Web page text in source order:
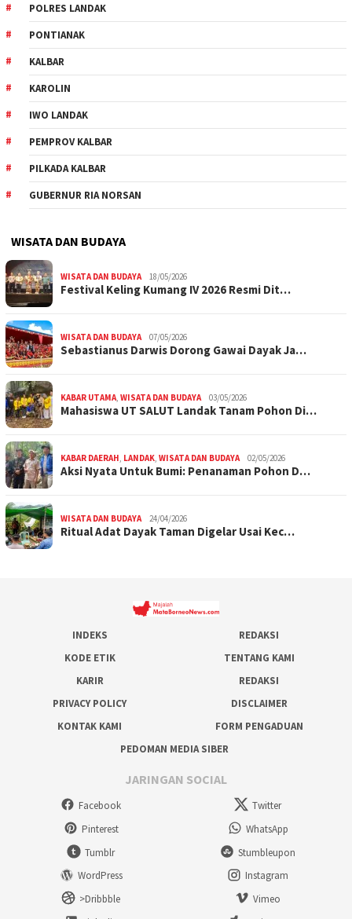
POLRES LANDAK
PONTIANAK
KALBAR
KAROLIN
IWO LANDAK
PEMPROV KALBAR
PILKADA KALBAR
GUBERNUR RIA NORSAN
WISATA DAN BUDAYA
WISATA DAN BUDAYA 18/05/2026
Festival Keling Kumang IV 2026 Resmi Dit…
WISATA DAN BUDAYA 07/05/2026
Sebastianus Darwis Dorong Gawai Dayak Ja…
KABAR UTAMA, WISATA DAN BUDAYA 03/05/2026
Mahasiswa UT SALUT Landak Tanam Pohon Di…
KABAR DAERAH, LANDAK, WISATA DAN BUDAYA 02/05/2026
Aksi Nyata Untuk Bumi: Penanaman Pohon D…
WISATA DAN BUDAYA 24/04/2026
Ritual Adat Dayak Taman Digelar Usai Kec…
INDEKS
REDAKSI
KODE ETIK
TENTANG KAMI
KARIR
REDAKSI
PRIVACY POLICY
DISCLAIMER
KONTAK KAMI
FORM PENGADUAN
PEDOMAN MEDIA SIBER
JARINGAN SOCIAL
Facebook
Twitter
Pinterest
WhatsApp
Tumblr
Stumbleupon
WordPress
Instagram
>Dribbble
Vimeo